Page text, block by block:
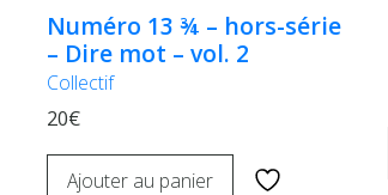
Numéro 13 ¾ – hors-série
– Dire mot – vol. 2
Collectif
20€
Ajouter au panier